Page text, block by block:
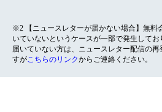
※2 【ニュースレターが届かない場合】無料
いていないというケースが一部で発生してお
届いていない方は、ニュースレター配信の
すがこちらのリンクからご連絡ください。